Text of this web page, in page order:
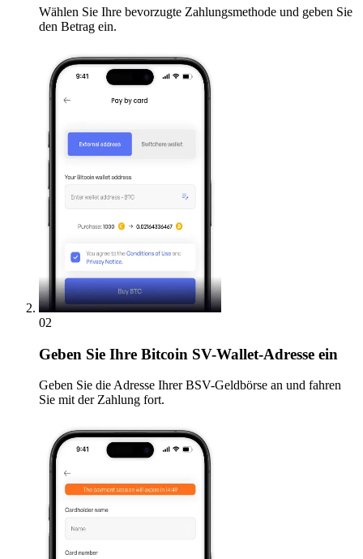
Wählen Sie Ihre bevorzugte Zahlungsmethode und geben Sie
den Betrag ein.
02
Geben Sie Ihre Bitcoin SV-Wallet-Adresse ein
Geben Sie die Adresse Ihrer BSV-Geldbörse an und fahren
Sie mit der Zahlung fort.